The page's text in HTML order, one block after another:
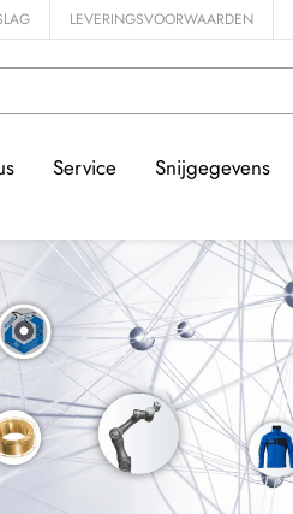
LEVERINGSVOORWAARDEN
Service Snijgegevens